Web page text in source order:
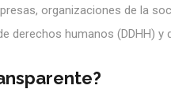
organizaciones de la
humanos (DDHH) y